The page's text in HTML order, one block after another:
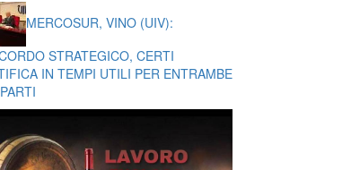
MERCOSUR, VINO (UIV):
STRATEGICO, CERTI
IN TEMPI UTILI PER ENTRAMBE